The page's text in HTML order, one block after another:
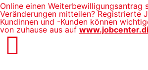
Online einen Weiterbewilligungsantrag
Veränderungen mitteilen? Registrierte
Kundinnen und -Kunden können
von zuhause aus auf